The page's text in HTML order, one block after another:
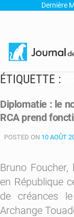
Dernière
ÉTIQUETTE :
Diplomatie : le
RCA prend
POSTED ON 10 AOÛT
Bruno
en République
de créances
Archange